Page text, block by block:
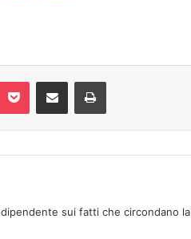
sui fatti che circondano la